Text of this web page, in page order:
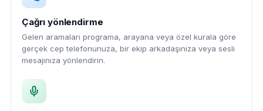
Çağrı yönlendirme
Gelen aramaları programa, arayana veya özel kurala göre
gerçek cep telefonunuza, bir ekip arkadaşınıza veya sesli
mesajınıza yönlendirin.